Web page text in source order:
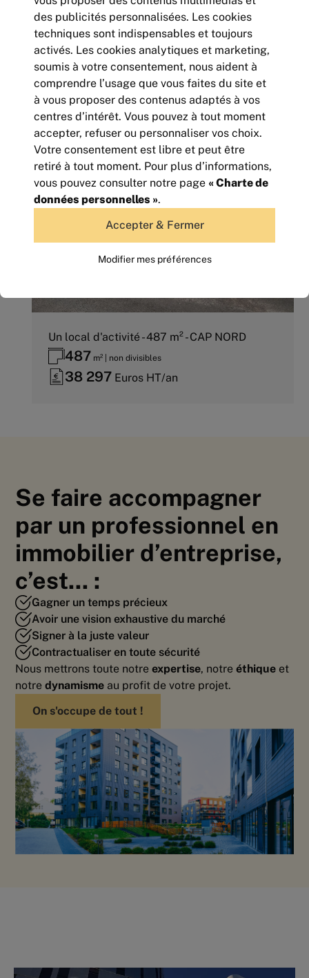
LOCATION - LOCAL D'ACTIVITE - 148 m²
148m² | non divisibles
15 600 Euros HTHC/an
Un local d'activité - 487 m² - CAP NORD
487 m² | non divisibles
38 297 Euros HT/an
Se faire accompagner
par un professionnel en
immobilier d’entreprise,
c’est... :
Gagner un temps précieux
Avoir une vision exhaustive du marché
Signer à la juste valeur
Contractualiser en toute sécurité
Nous mettrons toute notreexpertise, notreéthique et
notredynamisme au profit de votre projet.
On s'occupe de tout !
des publicités personnalisées. Les cookies
techniques sont indispensables et toujours
activés. Les cookies analytiques et marketing,
soumis à votre consentement, nous aident à
comprendre l’usage que vous faites du site et
à vous proposer des contenus adaptés à vos
centres d’intérêt. Vous pouvez à tout moment
accepter, refuser ou personnaliser vos choix.
Votre consentement est libre et peut être
retiré à tout moment. Pour plus d’informations,
vous pouvez consulter notre page « Charte de
données personnelles ».
Accepter & Fermer
Modifier mes préférences